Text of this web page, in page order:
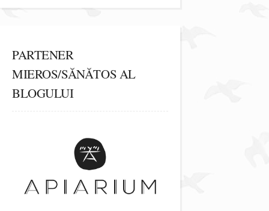
PARTENER
MIEROS/SĂNĂTOS AL
BLOGULUI